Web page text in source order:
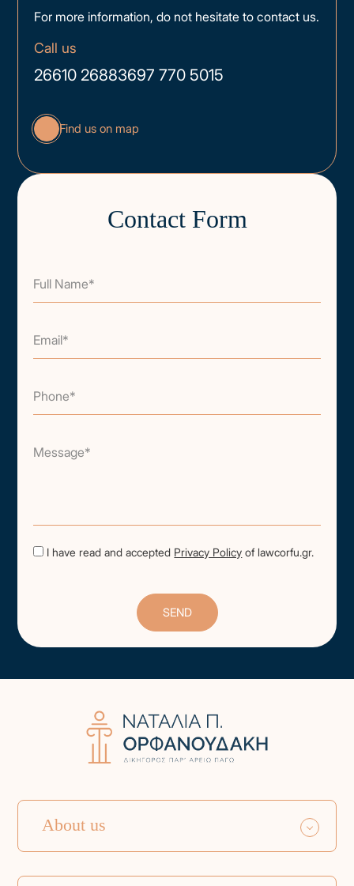
For more information, do not hesitate to contact us.
Call us
26610 26883697 770 5015
Find us on map
Contact Form
Full Name*
Email*
Phone*
Message*
I have read and accepted Privacy Policy of lawcorfu.gr.
About us